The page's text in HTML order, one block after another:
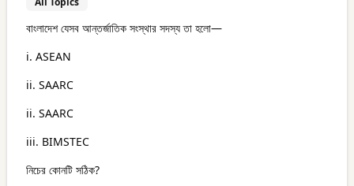
বাংলাদেশ যেসব আন্তর্জাতিক সংস্থার সদস্য তা হলো—
i. ASEAN
ii. SAARC
ii. SAARC
iii. BIMSTEC
নিচের কোনটি সঠিক?